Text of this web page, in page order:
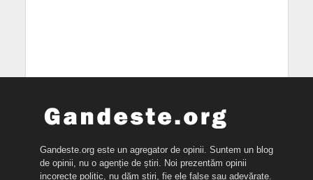
Gandeste.org este un agregator de opinii. Suntem un blog
de opinii, nu o agenție de știri. Noi prezentăm opinii
incorecte politic, nu dăm știri, fie ele false sau adevărate.